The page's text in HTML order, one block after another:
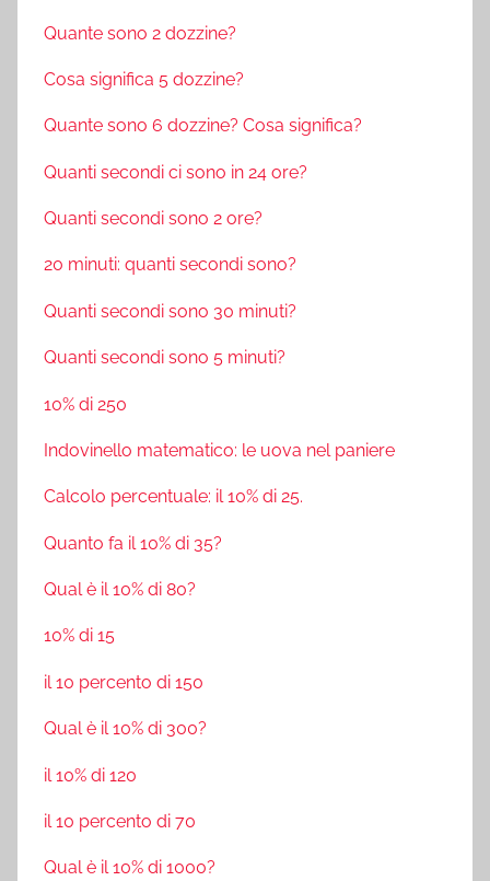
Quante sono 2 dozzine?
Cosa significa 5 dozzine?
Quante sono 6 dozzine? Cosa significa?
Quanti secondi ci sono in 24 ore?
Quanti secondi sono 2 ore?
20 minuti: quanti secondi sono?
Quanti secondi sono 30 minuti?
Quanti secondi sono 5 minuti?
10% di 250
Indovinello matematico: le uova nel paniere
Calcolo percentuale: il 10% di 25.
Quanto fa il 10% di 35?
Qual è il 10% di 80?
10% di 15
il 10 percento di 150
Qual è il 10% di 300?
il 10% di 120
il 10 percento di 70
Qual è il 10% di 1000?